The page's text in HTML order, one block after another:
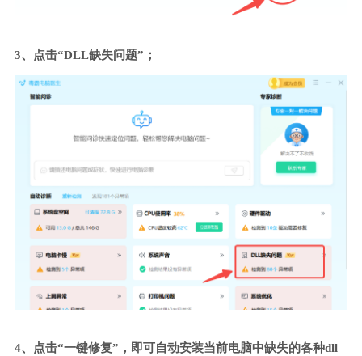
3、点击“DLL缺失问题”；
4、点击“一键修复”，即可自动安装当前电脑中缺失的各种dll